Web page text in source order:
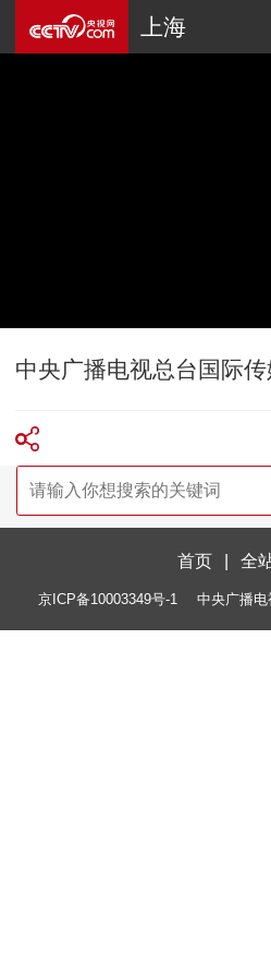
上海
中央广播电视总台国际
首页 全
京ICP备10003349号-1 中央广播电